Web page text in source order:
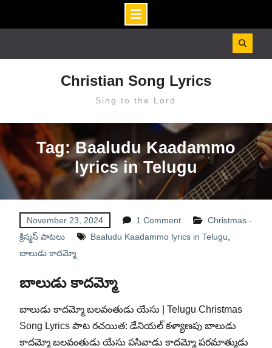
Christian Song Lyrics
Sing to the Lord
Tag: Baaludu Kaadammo
lyrics in Telugu
November 23, 2024 1 Comment
Christmas -
క్రిస్మస్ పాటలు
Baaludu Kaadammo lyrics in Telugu
బాలుడు కాదమ్మో
బాలుడు కాదమ్మో
బాలుడు కాదమ్మో బలవంతుడు యేసు | Telugu Christmas
Song Lyrics పాట రచయిత: డేనియల్ కళ్యాణపు బాలుడు
కాదమ్మో బలవంతుడు యేసు పసివాడు కాదమ్మో పరమాత్ముడు